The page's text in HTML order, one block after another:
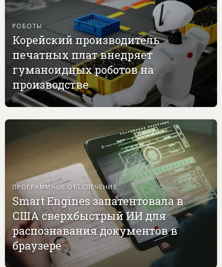
РОБОТЫ
Корейский производитель
печатных плат внедряет
гуманоидных роботов на
производстве
ПРОГРАММНОЕ ОБЕСПЕЧЕНИЕ
Smart Engines запатентовала в
США сверхбыстрый ИИ для
распознавания документов в
браузере